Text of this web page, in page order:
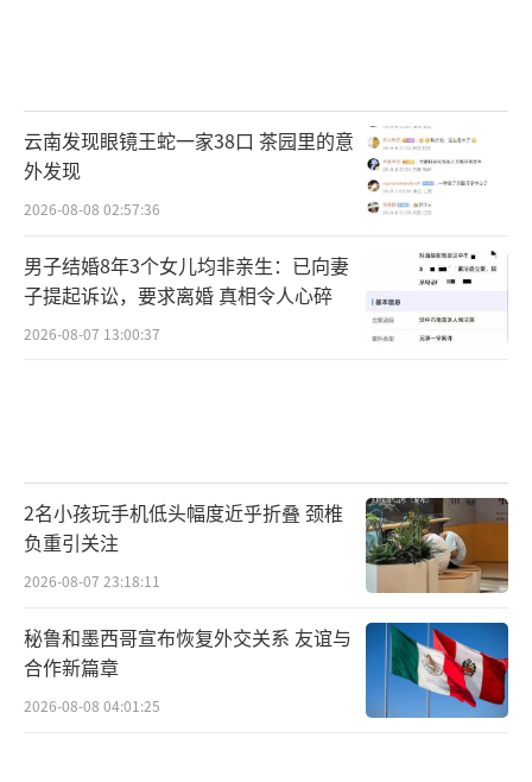
云南发现眼镜王蛇一家38口 茶园里的意
外发现
2026-08-08 02:57:36
男子结婚8年3个女儿均非亲生：已向妻
子提起诉讼，要求离婚 真相令人心碎
2026-08-07 13:00:37
2名小孩玩手机低头幅度近乎折叠 颈椎
负重引关注
2026-08-07 23:18:11
秘鲁和墨西哥宣布恢复外交关系 友谊与
合作新篇章
2026-08-08 04:01:25